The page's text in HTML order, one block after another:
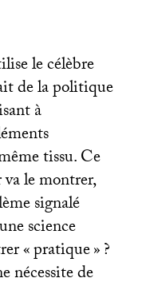
le célèbre
de la politique
à
tissu. Ce
le montrer,
signalé
science
«pratique»?
nécessite de